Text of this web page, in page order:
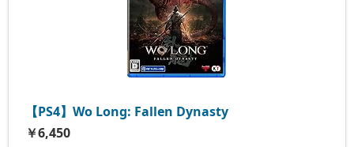
【PS4】Wo Long: Fallen Dynasty
￥6,450